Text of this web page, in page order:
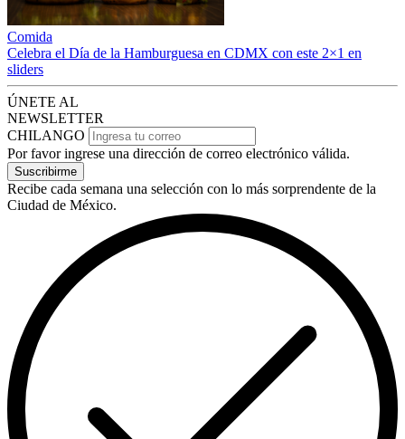
Comida
Celebra el Día de la Hamburguesa en CDMX con este 2×1 en
sliders
ÚNETE AL
NEWSLETTER
CHILANGO
Por favor ingrese una dirección de correo electrónico válida.
Suscribirme
Recibe cada semana una selección con lo más sorprendente de la
Ciudad de México.